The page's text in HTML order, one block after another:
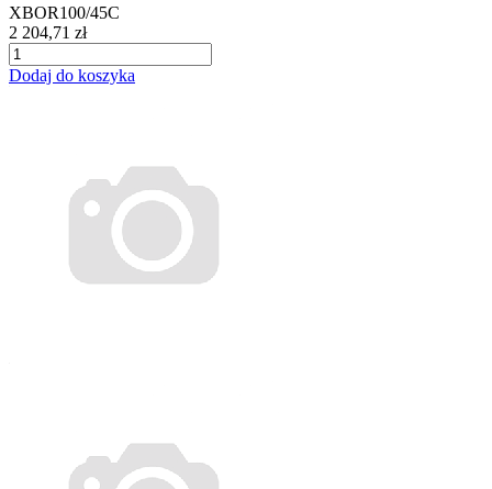
XBOR100/45C
2 204,71 zł
Dodaj do koszyka